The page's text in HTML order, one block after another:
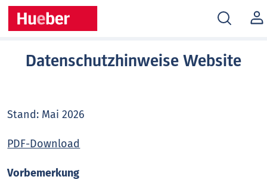
MEIN
Datenschutzhinweise Website
Stand: Mai 2026
PDF-Download
Vorbemerkung